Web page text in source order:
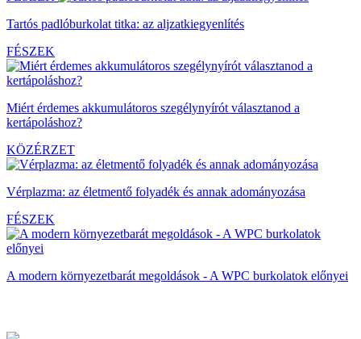
Tartós padlóburkolat titka: az aljzatkiegyenlítés
FÉSZEK
Miért érdemes akkumulátoros szegélynyírót választanod a
kertápoláshoz?
KÖZÉRZET
Vérplazma: az életmentő folyadék és annak adományozása
FÉSZEK
A modern környezetbarát megoldások - A WPC burkolatok előnyei